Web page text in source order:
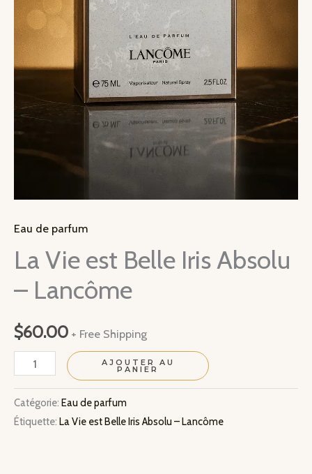
Eau de parfum
La Vie est Belle Iris Absolu
– Lancôme
$60.00 + Free Shipping
quantité
La
Vie
AJOUTER AU
PANIER
Catégorie: Eau de parfum
Étiquette: La Vie est Belle Iris Absolu – Lancôme